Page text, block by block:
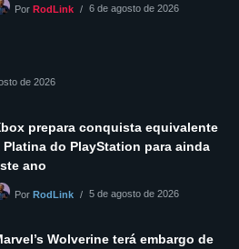
PorRodLink 6 de agosto de 2026
de 2026
prepara conquista equivalente
Platina do PlayStation para ainda
ano
PorRodLink 5 de agosto de 2026
Wolverine terá embargo de